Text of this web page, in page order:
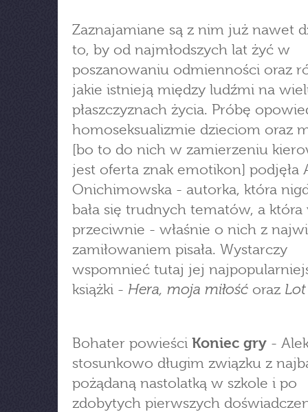
Zaznajamiane są z nim już nawet
to, by od najmłodszych lat żyć w
poszanowaniu odmienności oraz
jakie istnieją między ludźmi na
płaszczyznach życia. Próbę
homoseksualizmie dzieciom oraz
[bo to do nich w zamierzeniu
jest oferta znak emotikon] podjęła
Onichimowska - autorka, która
bała się trudnych tematów, a która
przeciwnie - właśnie o nich z
zamiłowaniem pisała. Wystarczy
wspomnieć tutaj jej
książki - Hera, moja miłość oraz
Bohater powieści Koniec gry -
stosunkowo długim związku z
pożądaną nastolatką w szkole i po
zdobytych pierwszych